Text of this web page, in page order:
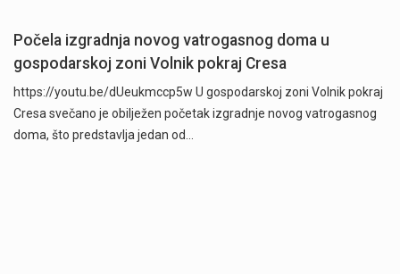
Počela izgradnja novog vatrogasnog doma u
gospodarskoj zoni Volnik pokraj Cresa
https://youtu.be/dUeukmccp5w U gospodarskoj zoni Volnik pokraj
Cresa svečano je obilježen početak izgradnje novog vatrogasnog
doma, što predstavlja jedan od…